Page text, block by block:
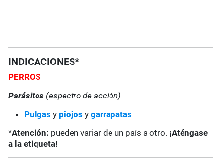
INDICACIONES*
PERROS
Parásitos (espectro de acción)
Pulgas ypiojosygarrapatas
*Atención: pueden variar de un país a otro. ¡Aténgase
a la etiqueta!